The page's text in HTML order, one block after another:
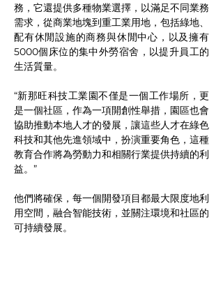
務，它還提供多種物業選擇，以滿足不同業務
需求，從商業地塊到重工業用地，包括綠地、
配有休閒設施的商務與休閒中心，以及擁有
5000個床位的集中外勞宿舍，以提升員工的
生活質量。
“新那旺科技工業園不僅是一個工作場所，更
是一個社區，作為一項開創性舉措，園區也會
協助推動本地人才的發展，讓這些人才在綠色
科技和其他先進領域中，扮演重要角色，這種
教育合作將為勞動力和相關行業提供持續的利
益。”
他們將確保，每一個開發項目都最大限度地利
用空間，融合智能技術，並關注環境和社區的
可持續發展。